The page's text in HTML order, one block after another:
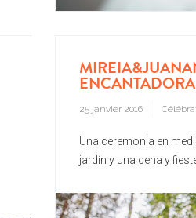
ENCANTADORA
25 janvier 2016
Una ceremonia en
jardín y una cena y